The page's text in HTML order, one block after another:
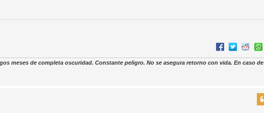
meses de completa oscuridad. Constante peligro. No se asegura retorno con vida. En caso de